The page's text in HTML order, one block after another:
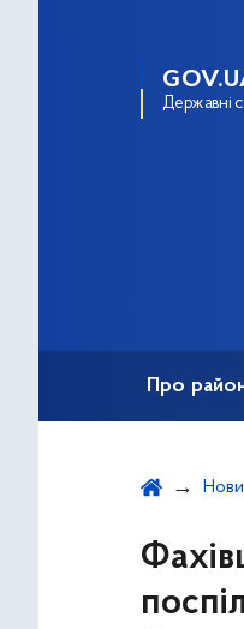
Державні
Про